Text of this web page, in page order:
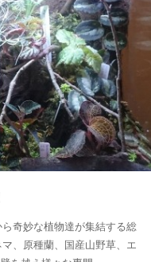
奇妙な植物達が集結する総
、原種蘭、国産山野草、エ